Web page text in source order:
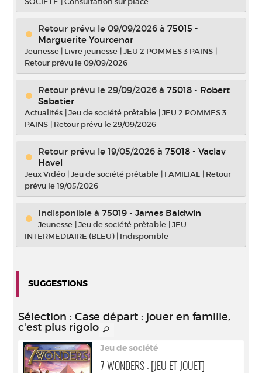
Retour prévu le 09/09/2026 à 75015 -
Marguerite Yourcenar
Jeunesse | Livre jeunesse |JEU 2 POMMES 3 PAINS |
Retour prévu le 09/09/2026
Retour prévu le 29/09/2026 à 75018 - Robert
Sabatier
Actualités |Jeu de société prêtable |JEU 2 POMMES 3
PAINS | Retour prévu le 29/09/2026
Retour prévu le 19/05/2026 à 75018 - Vaclav
Havel
Jeux Vidéo |Jeu de société prêtable | FAMILIAL | Retour
prévu le 19/05/2026
Indisponible à 75019 - James Baldwin
Jeunesse |Jeu de société prêtable |JEU
INTERMEDIAIRE (BLEU) | Indisponible
SUGGESTIONS
Sélection : Case départ : jouer en famille,
c'est plus rigolo
Jeu de société
7 WONDERS : [JEU ET JOUET]